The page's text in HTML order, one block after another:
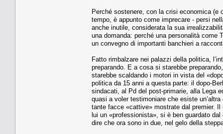
Perché sostenere, con la crisi economica (e
tempo, è appunto come imprecare - persi
anche inutile, considerata la sua
una domanda: perché una personalità come
un convegno di importanti banchieri a
Fatto rimbalzare nei palazzi della politica,
preparando. E a cosa si starebbe
starebbe scaldando i motori in vista del
politica da 15 anni a questa parte: il dopo-
sindacati, al Pd del post-primarie, alla Lega
quasi a voler testimoniare che esiste
tante facce «cattive» mostrate dal premier.
lui un «professionista», si è ben guardato
dire che ora sono in due, nel gelo della